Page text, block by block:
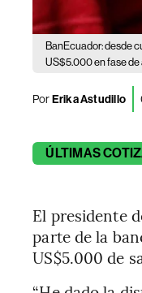
BanEcuador: desde
US$5.000 en fase de
PorErika Astudillo
ÚLTIMAS
El presidente
parte de la
US$5.000 de